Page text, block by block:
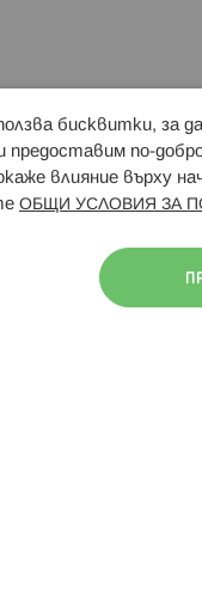
Магазини
бисквитки, за
предоставим по-
влияние върху
ОБЩИ УСЛОВИЯ ЗА